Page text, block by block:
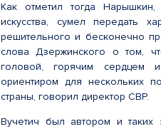
Как отметил тогда Нарышкин,
искусства, сумел передать
решительного и бесконечно
слова Дзержинского о том,
головой, горячим сердцем
ориентиром для нескольких
страны, говорил директор СВР.
Вучетич был автором и таких